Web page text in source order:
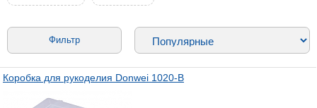
Фильтр
Коробка для рукоделия Donwei 1020-В